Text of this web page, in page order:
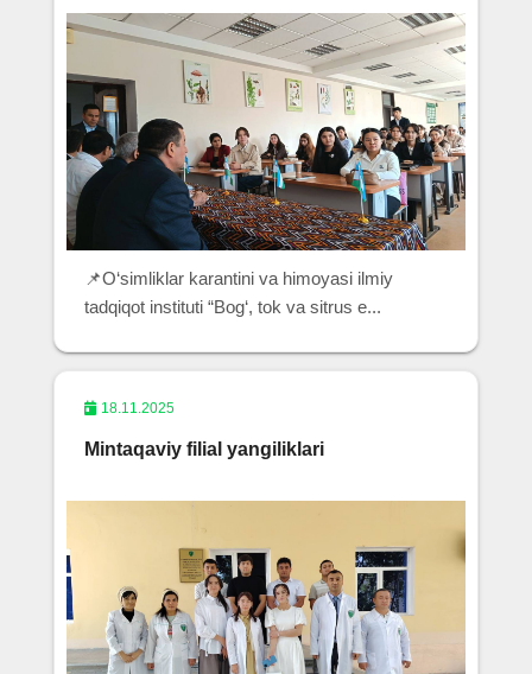
📌O‘simliklar karantini va himoyasi ilmiy
tadqiqot instituti “Bog‘, tok va sitrus e...
18.11.2025
Mintaqaviy filial yangiliklari